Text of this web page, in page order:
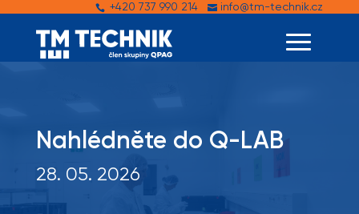
+420 737 990 214 info@tm-technik.cz
Nahlédněte do Q-LAB
28. 05. 2026